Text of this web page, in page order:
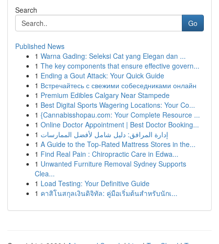
Search
Go
Published News
1 Warna Gading: Seleksi Cat yang Elegan dan ...
1 The key components that ensure effective govern...
1 Ending a Gout Attack: Your Quick Guide
1 Встречайтесь с свежими собеседниками онлайн
1 Premium Edibles Calgary Near Stampede
1 Best Digital Sports Wagering Locations: Your Co...
1 {Cannabisshopau.com: Your Complete Resource ...
1 Online Doctor Appointment | Best Doctor Booking...
1 إدارة المرافق: دليل شامل لأفضل الممارسات
1 A Guide to the Top-Rated Mattress Stores in the...
1 Find Real Pain : Chiropractic Care in Edwa...
1 Unwanted Furniture Removal Sydney Supports
Clea...
1 Load Testing: Your Definitive Guide
1 คาสิโนสกุลเงินดิจิทัล: คู่มือเริ่มต้นสำหรับนักเ...